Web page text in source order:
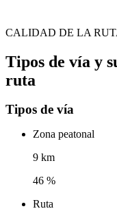
CALIDAD DE LA
Tipos de vía y
ruta
Tipos de vía
Zona peatonal
9 km
46 %
Ruta